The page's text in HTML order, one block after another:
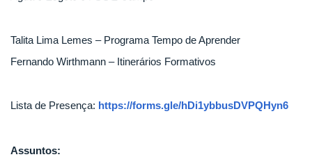
Talita Lima Lemes – Programa Tempo de Aprender
Fernando Wirthmann – Itinerários Formativos
Lista de Presença: https://forms.gle/hDi1ybbusDVPQHyn6
Assuntos: